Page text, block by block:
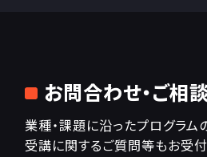
お問合わせ・ご相
業種・課題に沿ったプログラム
受講に関するご質問等もお受付